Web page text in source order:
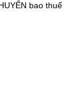
bao thuế